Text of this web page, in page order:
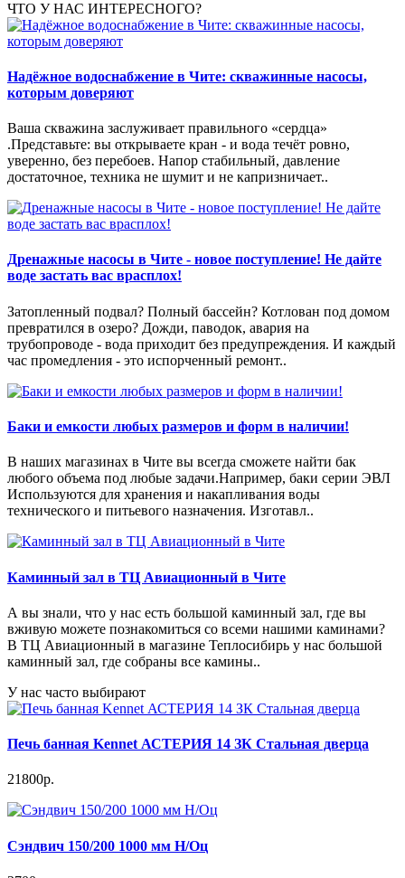
ЧТО У НАС ИНТЕРЕСНОГО?
Надёжное водоснабжение в Чите: скважинные насосы,
которым доверяют
Ваша скважина заслуживает правильного «сердца»
.Представьте: вы открываете кран - и вода течёт ровно,
уверенно, без перебоев. Напор стабильный, давление
достаточное, техника не шумит и не капризничает..
Дренажные насосы в Чите - новое поступление! Не дайте
воде застать вас врасплох!
Затопленный подвал? Полный бассейн? Котлован под домом
превратился в озеро? Дожди, паводок, авария на
трубопроводе - вода приходит без предупреждения. И каждый
час промедления - это испорченный ремонт..
Баки и емкости любых размеров и форм в наличии!
В наших магазинах в Чите вы всегда сможете найти бак
любого объема под любые задачи.Например, баки серии ЭВЛ
Используются для хранения и накапливания воды
технического и питьевого назначения. Изготавл..
Каминный зал в ТЦ Авиационный в Чите
А вы знали, что у нас есть большой каминный зал, где вы
вживую можете познакомиться со всеми нашими каминами?
В ТЦ Авиационный в магазине Теплосибирь у нас большой
каминный зал, где собраны все камины..
У нас часто выбирают
Печь банная Kennet АСТЕРИЯ 14 ЗК Стальная дверца
21800р.
Сэндвич 150/200 1000 мм Н/Оц